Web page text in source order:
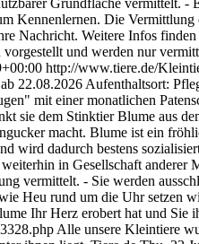
Grundfläche vermittelt. -
Kennenlernen. Die
Nachricht. Weitere Infos
und werden nur
http://www.tiere.de/
22.08.2026 Aufenthaltsort:
mit einer monatlichen
sie dem Stinktier Blume aus
macht. Blume ist ein
wird dadurch bestens
in Gesellschaft anderer
vermittelt. - Sie werden
Heu rund um die Uhr setzen
Ihr Herz erobert hat und Sie
Alle unsere Kleintiere